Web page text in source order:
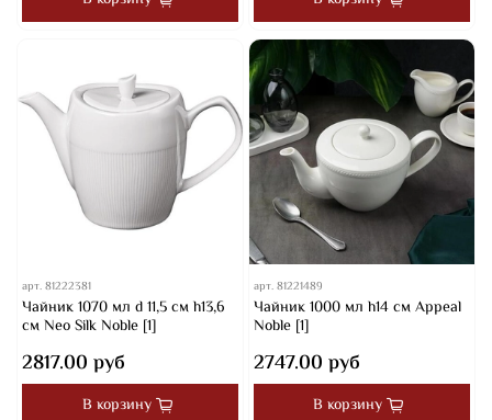
арт.81222381
Чайник 1070 мл d 11,5 см h13,6
см Neo Silk Noble [1]
2817.00 руб
В корзину
арт.81221489
Чайник 1000 мл h14 см Appeal
Noble [1]
2747.00 руб
В корзину